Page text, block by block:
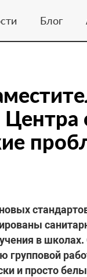
Блог
в
групповой
и просто